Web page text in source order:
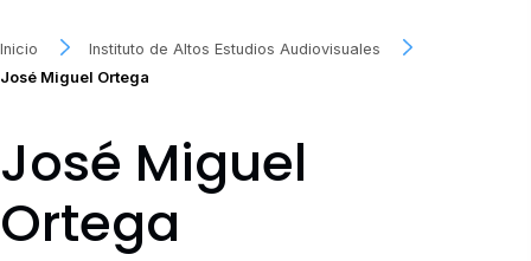
Historia
Audiovisiona IEA
Noticias
Inicio
Instituto de Altos Estudios Audiovisuales
José Miguel Ortega
José Miguel
Ortega